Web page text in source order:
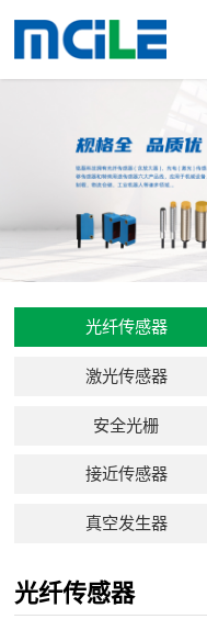
光纤传感器
激光传感器
安全光栅
接近传感器
真空发生器
光纤传感器